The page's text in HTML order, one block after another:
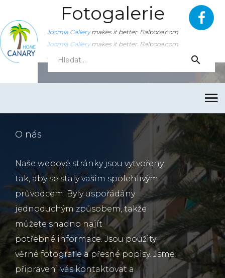
Fotogalerie
Joomla Gallerymakes it better. Balbooa.com
Joomla Gallerymakes it better. Balbooa.com
Joomla Gallery
O nás
Naše webové stránky jsou vytvořeny
tak, aby se staly vaším spolehlivým
průvodcem. Byly uspořádány
jednoduchým způsobem, takže
můžete snadno najít
potřebné informace. Jsou použity
věrné fotografie a přesné popisy. Jsme
připraveni vás kontaktovat a